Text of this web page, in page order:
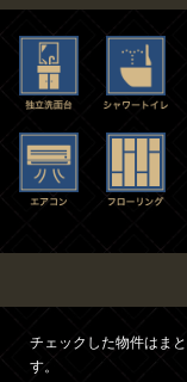
チェックした物件はま
す。